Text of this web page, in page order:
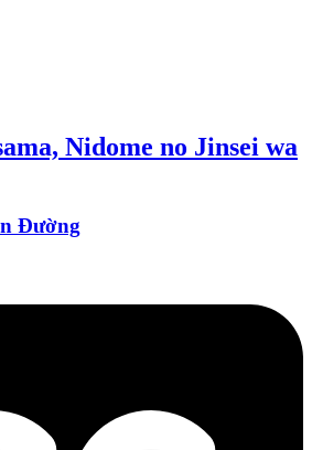
Nidome no Jinsei wa
Đường